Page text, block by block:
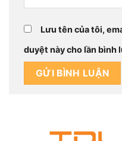
Lưu tên của tôi,
duyệt này cho lần bình